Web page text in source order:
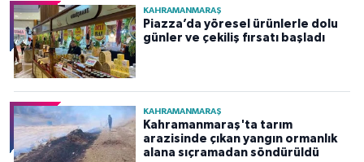
KAHRAMANMARAŞ
Piazza’da yöresel ürünlerle dolu
günler ve çekiliş fırsatı başladı
KAHRAMANMARAŞ
Kahramanmaraş'ta tarım
arazisinde çıkan yangın ormanlık
alana sıçramadan söndürüldü